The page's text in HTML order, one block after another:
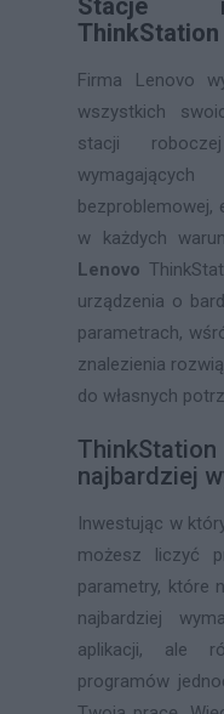
Stacje
ThinkStation
Firma Lenovo
wszystkich
stacji
bezproblemowej,
w każdych
Lenovo
urządzenia o
parametrach,
znalezienia
do własnych
najbardziej
Inwestując w
możesz liczyć
parametry, które
najbardziej
aplikacji, ale
programów